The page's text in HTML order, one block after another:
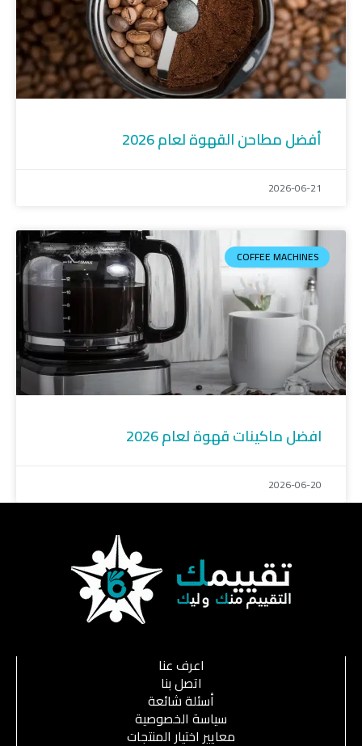
أفضل مطاحن القهوة لعام 2026
2026-06-21
COFFEE MACHINES
افضل ماكينات قهوة لعام 2026
2026-06-20
اعرف عنا
اتصل بنا
أسئلة شائعة
سياسة الخصوصية
معايير اختيار المنتجات